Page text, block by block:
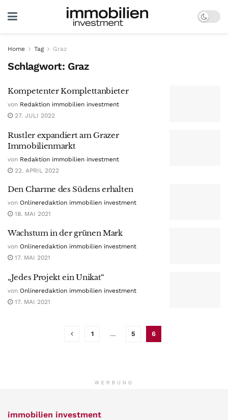
Home Tag Graz
Schlagwort: Graz
Kompetenter Komplettanbieter
von Redaktion immobilien investment
27. JULI 2022
Rustler expandiert am Grazer
Immobilienmarkt
von Redaktion immobilien investment
22. APRIL 2022
Den Charme des Südens erhalten
von Onlineredaktion immobilien investment
18. MAI 2021
Wachstum in der grünen Mark
von Onlineredaktion immobilien investment
17. MAI 2021
„Jedes Projekt ein Unikat“
von Onlineredaktion immobilien investment
17. MAI 2021
1 … 5 6
WERBUNG
immobilien investment